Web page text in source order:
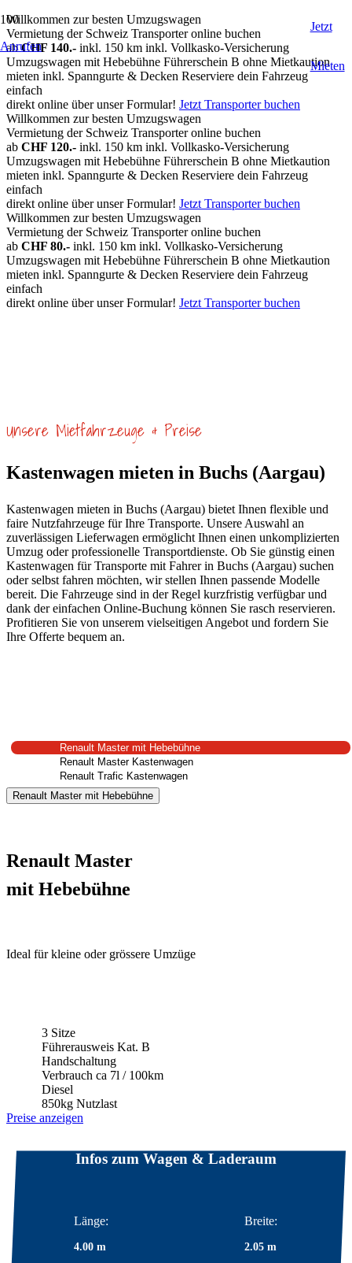
Anrufen
Jetzt
Mieten
Willkommen zur besten Umzugswagen
Vermietung der Schweiz Transporter online buchen
abCHF 140.- inkl. 150 km inkl. Vollkasko-Versicherung
Umzugswagen mit Hebebühne Führerschein B ohne Mietkaution
mieten inkl. Spanngurte & Decken Reserviere dein Fahrzeug
einfach
direkt online über unser Formular! Jetzt Transporter buchen
Willkommen zur besten Umzugswagen
Vermietung der Schweiz Transporter online buchen
ab CHF 120.- inkl. 150 km inkl. Vollkasko-Versicherung
Umzugswagen mit Hebebühne Führerschein B ohne Mietkaution
mieten inkl. Spanngurte & Decken Reserviere dein Fahrzeug
einfach
direkt online über unser Formular! Jetzt Transporter buchen
Willkommen zur besten Umzugswagen
Vermietung der Schweiz Transporter online buchen
ab CHF 80.- inkl. 150 km inkl. Vollkasko-Versicherung
Umzugswagen mit Hebebühne Führerschein B ohne Mietkaution
mieten inkl. Spanngurte & Decken Reserviere dein Fahrzeug
einfach
direkt online über unser Formular! Jetzt Transporter buchen
Unsere Mietfahrzeuge & Preise
Kastenwagen mieten in Buchs (Aargau)
Kastenwagen mieten in Buchs (Aargau) bietet Ihnen flexible und
faire Nutzfahrzeuge für Ihre Transporte. Unsere Auswahl an
zuverlässigen Lieferwagen ermöglicht Ihnen einen unkomplizierten
Umzug oder professionelle Transportdienste. Ob Sie günstig einen
Kastenwagen für Transporte mit Fahrer in Buchs (Aargau) suchen
oder selbst fahren möchten, wir stellen Ihnen passende Modelle
bereit. Die Fahrzeuge sind in der Regel kurzfristig verfügbar und
dank der einfachen Online-Buchung können Sie rasch reservieren.
Profitieren Sie von unserem vielseitigen Angebot und fordern Sie
Ihre Offerte bequem an.
Renault Master mit Hebebühne
Renault Master Kastenwagen
Renault Trafic Kastenwagen
Renault Master mit Hebebühne
Renault Master
mit Hebebühne
Ideal für kleine oder grössere Umzüge
3 Sitze
Führerausweis Kat. B
Handschaltung
Verbrauch ca 7l / 100km
Diesel
850kg Nutzlast
Preise anzeigen
Infos zum Wagen & Laderaum
Länge:
4.00 m
Breite:
2.05 m